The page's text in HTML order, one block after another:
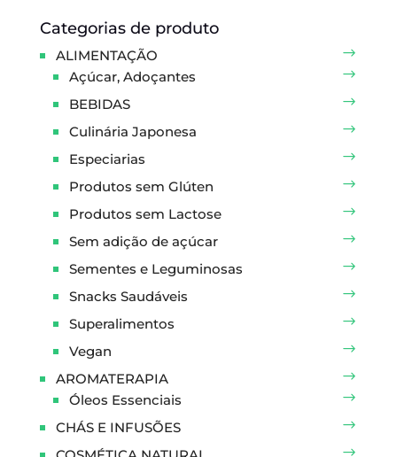
Categorias de produto
ALIMENTAÇÃO
Açúcar, Adoçantes
BEBIDAS
Culinária Japonesa
Especiarias
Produtos sem Glúten
Produtos sem Lactose
Sem adição de açúcar
Sementes e Leguminosas
Snacks Saudáveis
Superalimentos
Vegan
AROMATERAPIA
Óleos Essenciais
CHÁS E INFUSÕES